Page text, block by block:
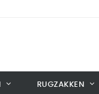
RUGZAKKEN